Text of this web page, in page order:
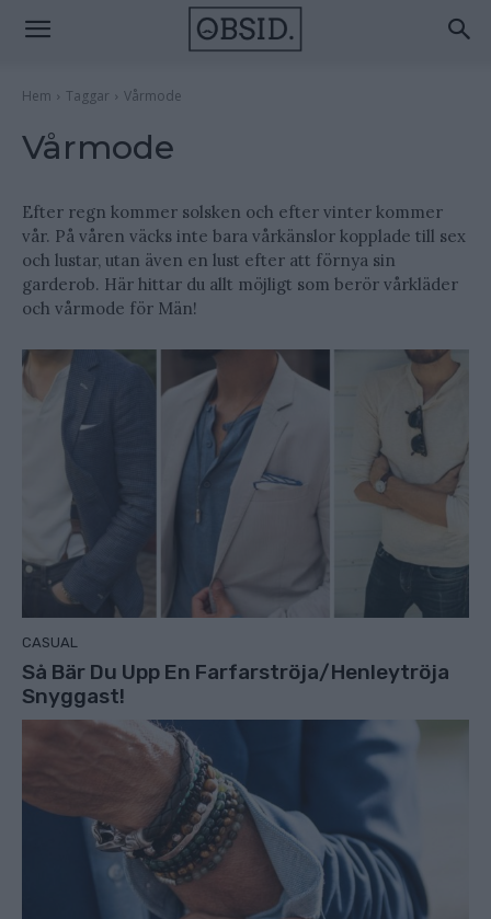
Hem Taggar Vårmode
Vårmode
Efter regn kommer solsken och efter vinter kommer
vår. På våren väcks inte bara vårkänslor kopplade till sex
och lustar, utan även en lust efter att förnya sin
garderob. Här hittar du allt möjligt som berör vårkläder
och vårmode för Män!
CASUAL
Så Bär Du Upp En Farfarströja/Henleytröja
Snyggast!